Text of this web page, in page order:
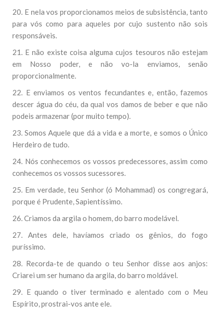
20. E nela vos proporcionamos meios de subsistência, tanto
para vós como para aqueles por cujo sustento não sois
responsáveis.
21. E não existe coisa alguma cujos tesouros não estejam
em Nosso poder, e não vo-la enviamos, senão
proporcionalmente.
22. E enviamos os ventos fecundantes e, então, fazemos
descer água do céu, da qual vos damos de beber e que não
podeis armazenar (por muito tempo).
23. Somos Aquele que dá a vida e a morte, e somos o Único
Herdeiro de tudo.
24. Nós conhecemos os vossos predecessores, assim como
conhecemos os vossos sucessores.
25. Em verdade, teu Senhor (ó Mohammad) os congregará,
porque é Prudente, Sapientíssimo.
26. Criamos da argila o homem, do barro modelável.
27. Antes dele, havíamos criado os gênios, do fogo
puríssimo.
28. Recorda-te de quando o teu Senhor disse aos anjos:
Criarei um ser humano da argila, do barro moldável.
29. E quando o tiver terminado e alentado com o Meu
Espírito, prostrai-vos ante ele.